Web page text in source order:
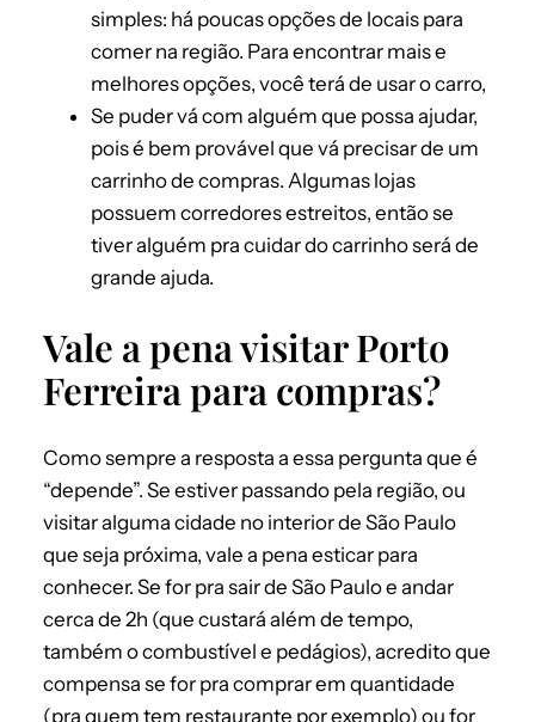
simples: há poucas opções de locais para
comer na região. Para encontrar mais e
melhores opções, você terá de usar o carro,
Se puder vá com alguém que possa ajudar,
pois é bem provável que vá precisar de um
carrinho de compras. Algumas lojas
possuem corredores estreitos, então se
tiver alguém pra cuidar do carrinho será de
grande ajuda.
Vale a pena visitar Porto
Ferreira para compras?
Como sempre a resposta a essa pergunta que é
“depende”. Se estiver passando pela região, ou
visitar alguma cidade no interior de São Paulo
que seja próxima, vale a pena esticar para
conhecer. Se for pra sair de São Paulo e andar
cerca de 2h (que custará além de tempo,
também o combustível e pedágios), acredito que
compensa se for pra comprar em quantidade
(pra quem tem restaurante por exemplo) ou for